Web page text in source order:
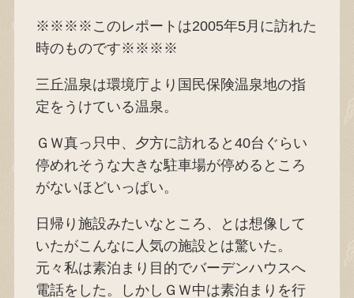
※※※※このレポートは2005年5月に訪れた
時のものです※※※※
三丘温泉は環境庁より国民保険温泉地の指
定をうけている温泉。
ＧＷ真っ只中、夕方に訪れると40台ぐらい
停めれそうな大きな駐車場が停めるところ
がないほどいっぱい。
日帰り施設みたいなところ、とは想像して
いたがこんなに人気の施設とは驚いた。
元々私は素泊まり目的でバーデンハウスへ
電話をした。しかしＧＷ中は素泊まりを行